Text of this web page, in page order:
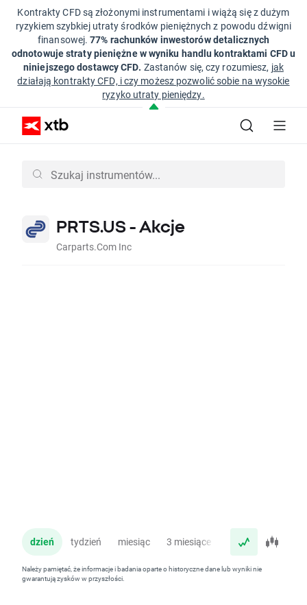
Kontrakty CFD są złożonymi instrumentami i wiążą się z dużym
ryzykiem szybkiej utraty środków pieniężnych z powodu dźwigni
finansowej.77% rachunków inwestorów detalicznych
odnotowuje straty pieniężne w wyniku handlu kontraktami CFD u
niniejszego dostawcy CFD. Zastanów się, czy rozumiesz, jak
działają kontrakty CFD, i czy możesz pozwolić sobie na wysokie
ryzyko utraty pieniędzy.
PRTS.US - Akcje
Carparts.Com Inc
dzień tydzień miesiąc 3 miesiące rok
Należy pamiętać, że informacje i badania oparte o historyczne dane lub wyniki nie
gwarantują zysków w przyszłości.